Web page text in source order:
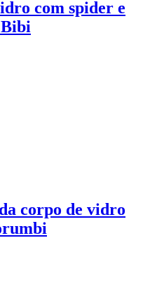
com spider e
corpo de vidro